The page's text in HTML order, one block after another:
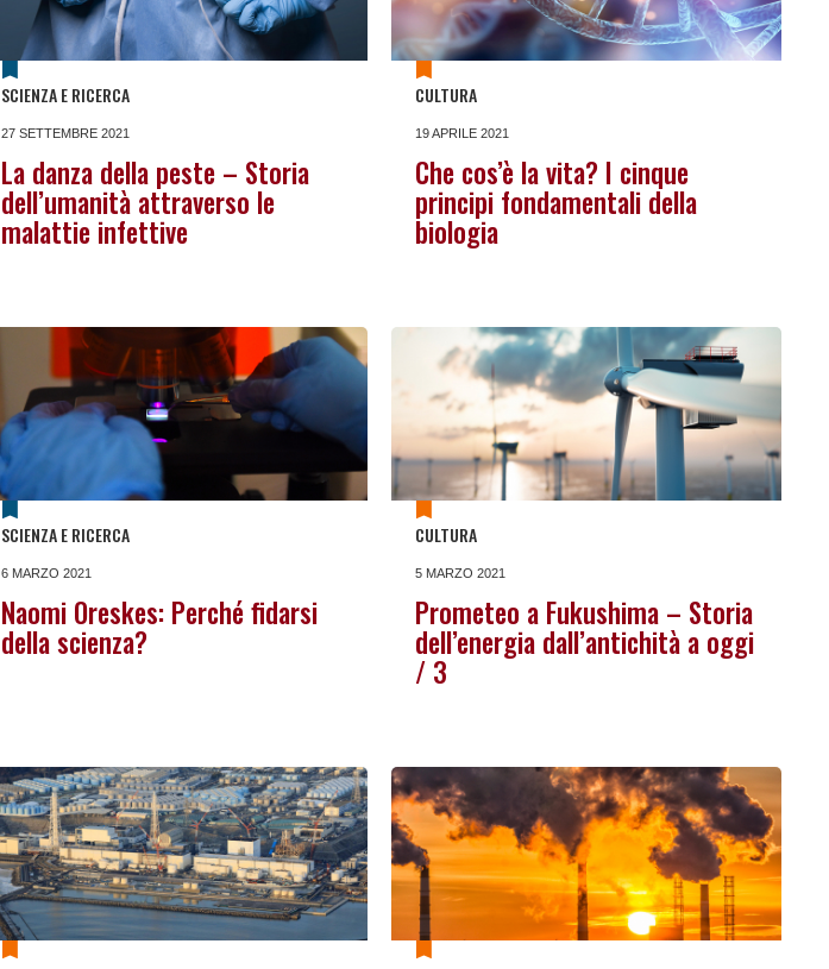
SCIENZA E RICERCA
27 SETTEMBRE 2021
La danza della peste – Storia
dell’umanità attraverso le
malattie infettive
CULTURA
19 APRILE 2021
Che cos’è la vita? I cinque
principi fondamentali della
biologia
SCIENZA E RICERCA
6 MARZO 2021
Naomi Oreskes: Perché fidarsi
della scienza?
CULTURA
5 MARZO 2021
Prometeo a Fukushima – Storia
dell’energia dall’antichità a oggi
/ 3